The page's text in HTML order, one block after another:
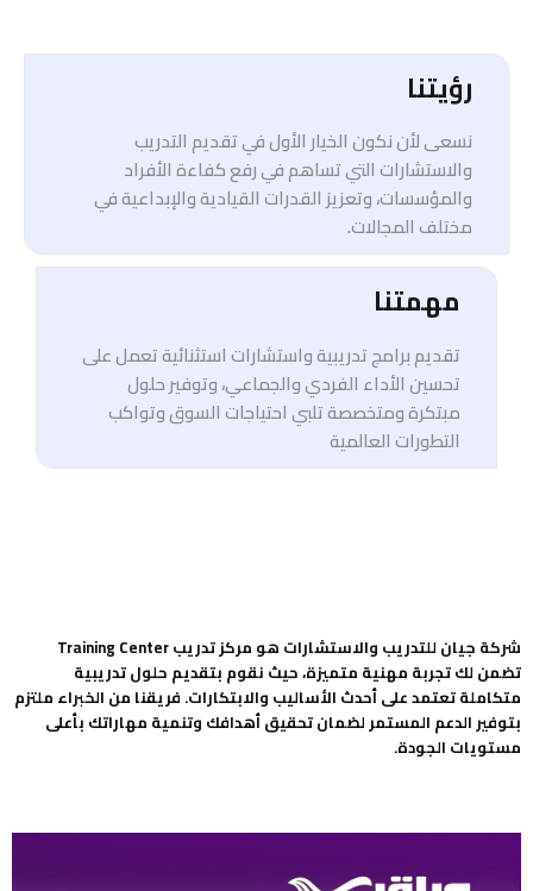
رؤيتنا
نسعى لأن نكون الخيار الأول في تقديم التدريب
والاستشارات التي تساهم في رفع كفاءة الأفراد
والمؤسسات، وتعزيز القدرات القيادية والإبداعية في
مختلف المجالات.
مهمتنا
تقديم برامج تدريبية واستشارات استثنائية تعمل على
تحسين الأداء الفردي والجماعي، وتوفير حلول
مبتكرة ومتخصصة تلبي احتياجات السوق وتواكب
التطورات العالمية
شركة جيان للتدريب والاستشارات هو مركز تدريب Training Center
تضمن لك تجربة مهنية متميزة، حيث نقوم بتقديم حلول تدريبية
متكاملة تعتمد على أحدث الأساليب والابتكارات. فريقنا من الخبراء ملتزم
بتوفير الدعم المستمر لضمان تحقيق أهدافك وتنمية مهاراتك بأعلى
مستويات الجودة.